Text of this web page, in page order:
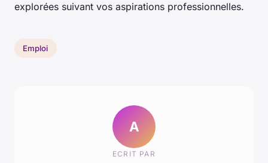
explorées suivant vos aspirations professionnelles.
Emploi
A
ECRIT PAR